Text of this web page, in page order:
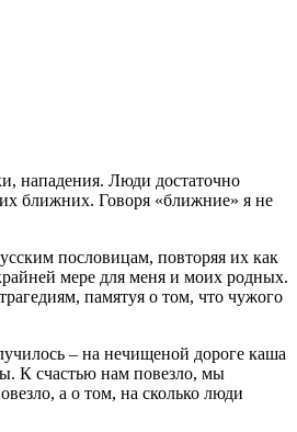
нападения. Люди достаточно
ближних. Говоря «ближние» я не
пословицам, повторяя их как
мере для меня и моих родных.
памятуя о том, что чужого
– на нечищеной дороге каша
К счастью нам повезло, мы
а о том, на сколько люди